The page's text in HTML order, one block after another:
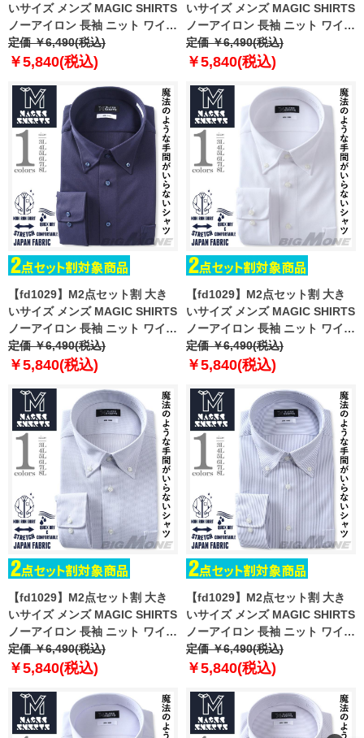
いサイズ メンズ MAGIC SHIRTS
ノーアイロン 長袖 ニット ワイシ
ャツ ボタンダウン 吸水速乾 スト
レッチ 日本製生地使用 ewma99-
定価 ￥6,490(税込)
￥5,840(税込)
いサイズ メンズ MAGIC SHIRTS
ノーアイロン 長袖 ニット ワイシ
ャツ ボタンダウン 吸水速乾 スト
レッチ 日本製生地使用 ewma99-
定価 ￥6,490(税込)
￥5,840(税込)
【fd1029】M2点セット割 大き
いサイズ メンズ MAGIC SHIRTS
ノーアイロン 長袖 ニット ワイシ
ャツ ボタンダウン 吸水速乾 スト
レッチ 日本製生地使用 ewma99-
定価 ￥6,490(税込)
￥5,840(税込)
【fd1029】M2点セット割 大き
いサイズ メンズ MAGIC SHIRTS
ノーアイロン 長袖 ニット ワイシ
ャツ ボタンダウン 吸水速乾 スト
レッチ 日本製生地使用 ewma99-
定価 ￥6,490(税込)
￥5,840(税込)
【fd1029】M2点セット割 大き
いサイズ メンズ MAGIC SHIRTS
ノーアイロン 長袖 ニット ワイシ
ャツ ボタンダウン 吸水速乾 スト
レッチ 日本製生地使用 ewma99-
定価 ￥6,490(税込)
￥5,840(税込)
【fd1029】M2点セット割 大き
いサイズ メンズ MAGIC SHIRTS
ノーアイロン 長袖 ニット ワイシ
ャツ ボタンダウン 吸水速乾 スト
レッチ 日本製生地使用 ewma99-
定価 ￥6,490(税込)
￥5,840(税込)